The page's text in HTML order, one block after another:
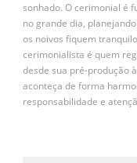
sonhado. O cerimonial é
no grande dia,
os noivos fiquem
cerimonialista é quem
desde sua pré-produção
aconteça de forma
responsabilidade e